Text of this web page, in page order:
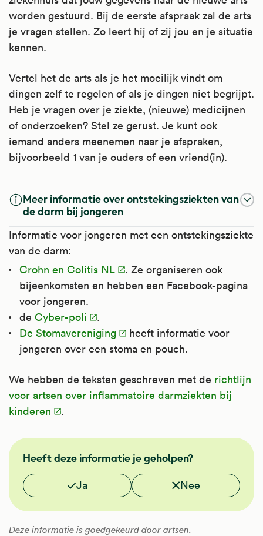
worden gestuurd. Bij de eerste afspraak zal de arts
je vragen stellen. Zo leert hij of zij jou en je situatie
kennen.
Vertel het de arts als je het moeilijk vindt om
dingen zelf te regelen of als je dingen niet begrijpt.
Heb je vragen over je ziekte, (nieuwe) medicijnen
of onderzoeken? Stel ze gerust. Je kunt ook
iemand anders meenemen naar je afspraken,
bijvoorbeeld 1 van je ouders of een vriend(in).
Meer informatie over ontstekingsziekten van
de darm bij jongeren
Informatie voor jongeren met een ontstekingsziekte
van de darm:
Crohn en Colitis NL
. Ze organiseren ook
bijeenkomsten en hebben een Facebook-pagina
voor jongeren.
de Cyber-poli
.
De Stomavereniging
heeft informatie voor
jongeren over een stoma en pouch.
We hebben de teksten geschreven met de richtlijn
voor artsen over inflammatoire darmziekten bij
kinderen
.
FMS
Heeft deze informatie je geholpen?
Vond je deze informatie nuttig?
Ja Nee
Deze informatie is goedgekeurd door artsen.